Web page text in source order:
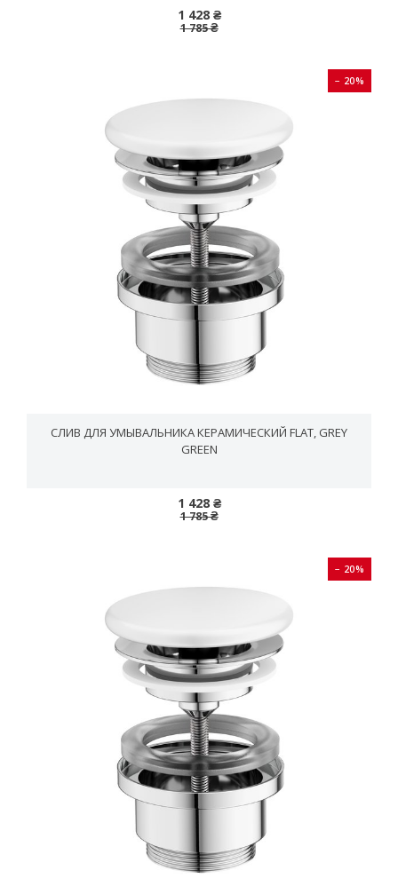
1 428 ₴
1 785 ₴
− 20%
СЛИВ ДЛЯ УМЫВАЛЬНИКА КЕРАМИЧЕСКИЙ FLAT, GREY
GREEN
1 428 ₴
1 785 ₴
− 20%